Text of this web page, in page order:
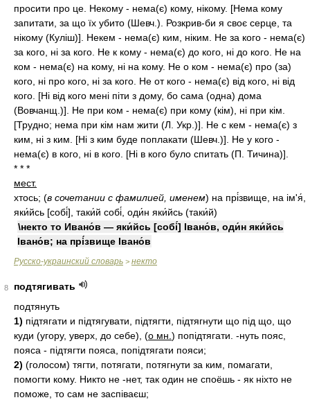
просити про це. Некому - нема(є) кому, нікому. [Нема кому
запитати, за що їх убито (Шевч.). Розкрив-би я своє серце, та
нікому (Куліш)]. Некем - нема(є) ким, ніким. Не за кого - нема(є)
за кого, ні за кого. Не к кому - нема(є) до кого, ні до кого. Не на
ком - нема(є) на кому, ні на кому. Не о ком - нема(є) про (за)
кого, ні про кого, ні за кого. Не от кого - нема(є) від кого, ні від
кого. [Ні від кого мені піти з дому, бо сама (одна) дома
(Вовчанщ.)]. Не при ком - нема(є) при кому (кім), ні при кім.
[Трудно; нема при кім нам жити (Л. Укр.)]. Не с кем - нема(є) з
ким, ні з ким. [Ні з ким буде поплакати (Шевч.)]. Не у кого -
нема(є) в кого, ні в кого. [Ні в кого було спитать (П. Тичина)].
* * *
мест.
хтось; (в сочетании с фамилией, именем) на прі́звище, на ім'я́,
яки́йсь [собі́], таки́й собі́, оди́н яки́йсь (таки́й)
\некто то Ивано́в — яки́йсь [собі́] Івано́в, оди́н яки́йсь
Івано́в; на прі́звище Івано́в
Русско-украинский словарь > некто
8
подтягивать
подтянуть
1) підтягати и підтягувати, підтягти, підтягнути що під що, що
куди (угору, уверх, до себе), (о мн. ) попідтягати. -нуть пояс,
пояса - підтягти пояса, попідтягати пояси;
2) (голосом) тягти, потягати, потягнути за ким, помагати,
помогти кому. Никто не -нет, так один не споёшь - як ніхто не
поможе, то сам не заспіваєш;